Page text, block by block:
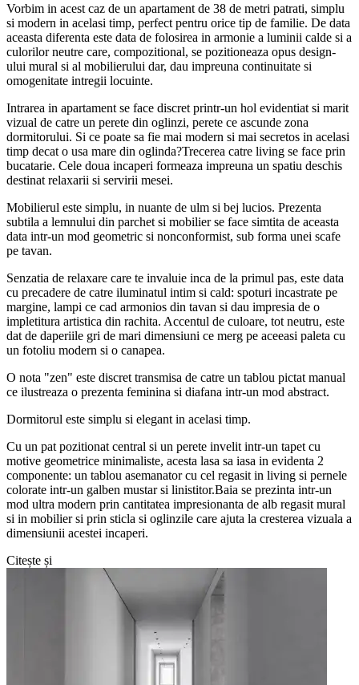
Vorbim in acest caz de un apartament de 38 de metri patrati, simplu
si modern in acelasi timp, perfect pentru orice tip de familie. De data
aceasta diferenta este data de folosirea in armonie a luminii calde si a
culorilor neutre care, compozitional, se pozitioneaza opus design-
ului mural si al mobilierului dar, dau impreuna continuitate si
omogenitate intregii locuinte.
Intrarea in apartament se face discret printr-un hol evidentiat si marit
vizual de catre un perete din oglinzi, perete ce ascunde zona
dormitorului. Si ce poate sa fie mai modern si mai secretos in acelasi
timp decat o usa mare din oglinda?Trecerea catre living se face prin
bucatarie. Cele doua incaperi formeaza impreuna un spatiu deschis
destinat relaxarii si servirii mesei.
Mobilierul este simplu, in nuante de ulm si bej lucios. Prezenta
subtila a lemnului din parchet si mobilier se face simtita de aceasta
data intr-un mod geometric si nonconformist, sub forma unei scafe
pe tavan.
Senzatia de relaxare care te invaluie inca de la primul pas, este data
cu precadere de catre iluminatul intim si cald: spoturi incastrate pe
margine, lampi ce cad armonios din tavan si dau impresia de o
impletitura artistica din rachita. Accentul de culoare, tot neutru, este
dat de daperiile gri de mari dimensiuni ce merg pe aceeasi paleta cu
un fotoliu modern si o canapea.
O nota "zen" este discret transmisa de catre un tablou pictat manual
ce ilustreaza o prezenta feminina si diafana intr-un mod abstract.
Dormitorul este simplu si elegant in acelasi timp.
Cu un pat pozitionat central si un perete invelit intr-un tapet cu
motive geometrice minimaliste, acesta lasa sa iasa in evidenta 2
componente: un tablou asemanator cu cel regasit in living si pernele
colorate intr-un galben mustar si linistitor.Baia se prezinta intr-un
mod ultra modern prin cantitatea impresionanta de alb regasit mural
si in mobilier si prin sticla si oglinzile care ajuta la cresterea vizuala a
dimensiunii acestei incaperi.
Citește și